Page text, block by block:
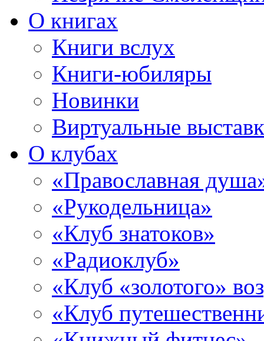
О книгах
Книги вслух
Книги-юбиляры
Новинки
Виртуальные
О клубах
«Православная
«Рукодельница»
«Клуб знатоков»
«Радиоклуб»
«Клуб «золотого»
«Клуб